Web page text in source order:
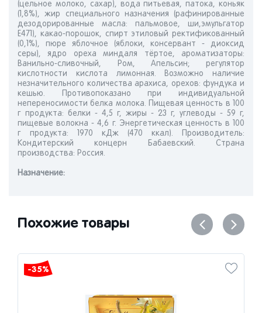
(цельное молоко, сахар), вода питьевая, патока, коньяк
(1,8%), жир специального назначения (рафинированные
дезодорированные масла: пальмовое, ши,эмульгатор
Е471), какао-порошок, спирт этиловый ректификованный
(0,1%), пюре яблочное (яблоки, консервант - диоксид
серы), ядро ореха миндаля тёртое, ароматизаторы:
Ванильно-сливочный, Ром, Апельсин; регулятор
кислотности кислота лимонная. Возможно наличие
незначительного количества арахиса, орехов: фундука и
кешью. Противопоказано при индивидуальной
непереносимости белка молока. Пищевая ценность в 100
г продукта: белки - 4,5 г, жиры - 23 г, углеводы - 59 г,
пищевые волокна - 4,6 г. Энергетическая ценность в 100
г продукта: 1970 кДж (470 ккал). Производитель:
Кондитерский концерн Бабаевский. Страна
производства: Россия.
Назначениe:
Похожие товары
-35%